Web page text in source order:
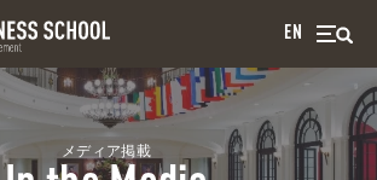
EN
メディア掲載